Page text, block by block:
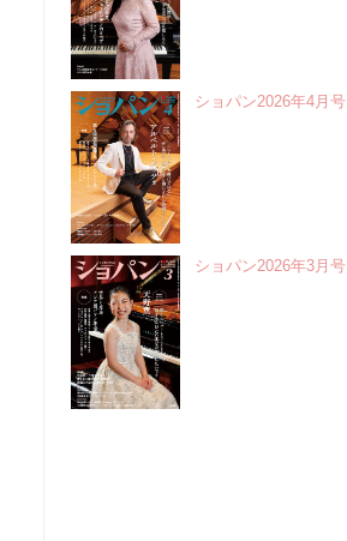
ショパン2026年4月号
ショパン2026年3月号